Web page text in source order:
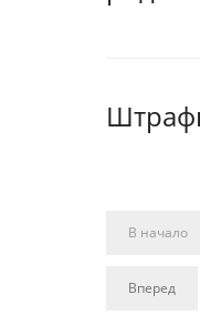
В начало
Вперед